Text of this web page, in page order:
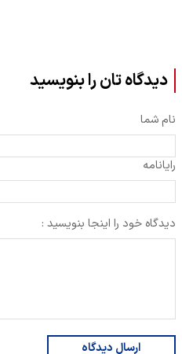
دیدگاه تان را بنویسید
نام شما
رایانامه
دیدگاه خود را اینجا بنویسید :
ارسال دیدگاه